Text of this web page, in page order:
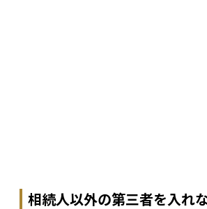
相続人以外の第三者を入れ